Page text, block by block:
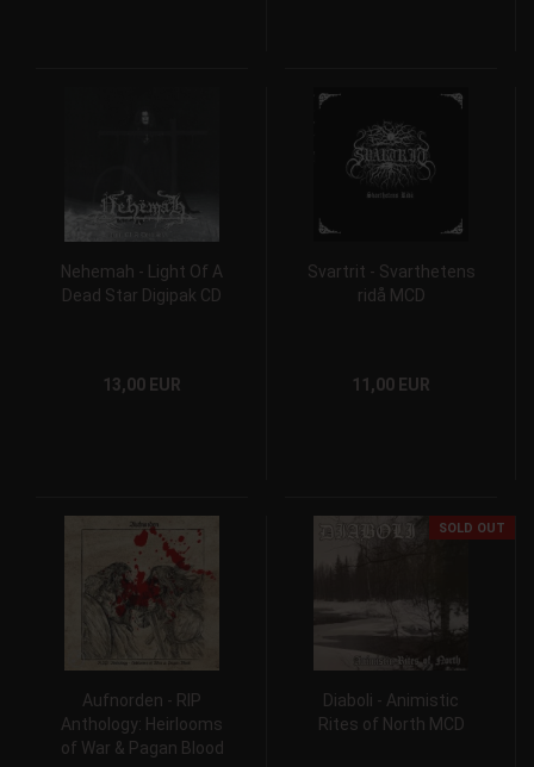
Nehemah - Light Of A
Dead Star Digipak CD
13,00 EUR
Svartrit - Svarthetens
ridå MCD
11,00 EUR
Aufnorden - RIP
Anthology: Heirlooms
of War & Pagan Blood
SOLD OUT
Diaboli - Animistic
Rites of North MCD